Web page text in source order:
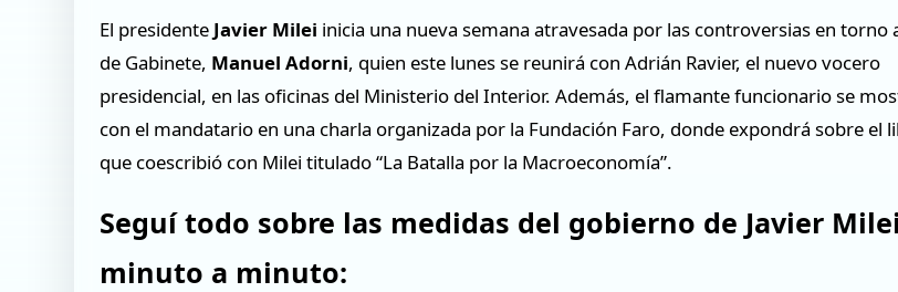
El presidente Javier Milei inicia una nueva semana atravesada por las controversias en torno
de Gabinete, Manuel Adorni, quien este lunes se reunirá con Adrián Ravier, el nuevo vocero
presidencial, en las oficinas del Ministerio del Interior. Además, el flamante funcionario se
con el mandatario en una charla organizada por la Fundación Faro, donde expondrá sobre el
que coescribió con Milei titulado “La Batalla por la Macroeconomía”.
Seguí todo sobre las medidas del gobierno de Javier Milei
minuto a minuto: